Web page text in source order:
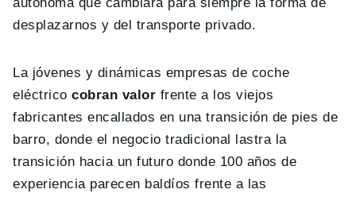
desplazarnos y del transporte privado.
La jóvenes y dinámicas empresas de coche
eléctricocobran valor frente a los viejos
fabricantes encallados en una transición de pies de
barro, donde el negocio tradicional lastra la
transición hacia un futuro donde 100 años de
experiencia parecen baldíos frente a las